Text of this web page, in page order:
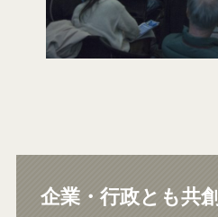
企業・行政とも共創